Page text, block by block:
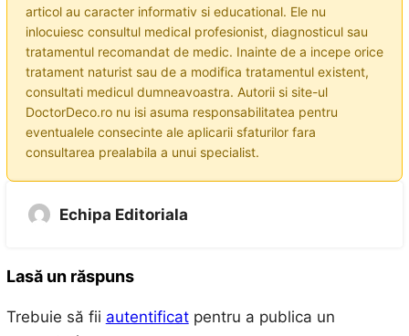
articol au caracter informativ si educational. Ele nu
inlocuiesc consultul medical profesionist, diagnosticul sau
tratamentul recomandat de medic. Inainte de a incepe orice
tratament naturist sau de a modifica tratamentul existent,
consultati medicul dumneavoastra. Autorii si site-ul
DoctorDeco.ro nu isi asuma responsabilitatea pentru
eventualele consecinte ale aplicarii sfaturilor fara
consultarea prealabila a unui specialist.
Echipa Editoriala
Lasă un răspuns
Trebuie să fii autentificatpentru a publica un